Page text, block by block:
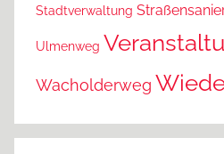
Stadtverwaltung
Ulmenweg
Wacholderweg